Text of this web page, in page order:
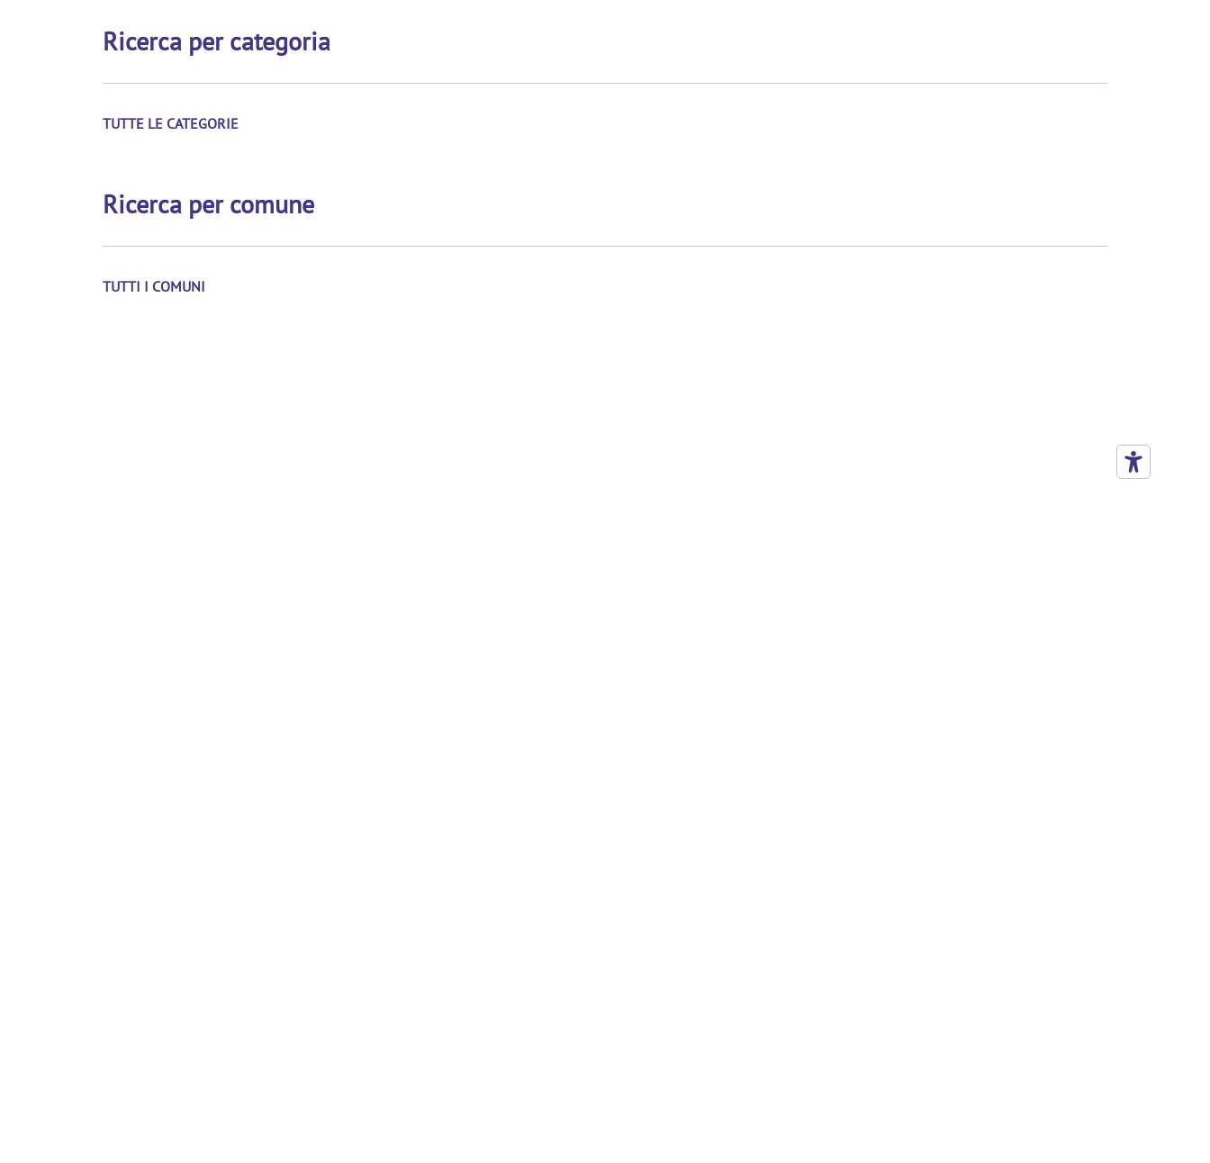
Ricerca per categoria
TUTTE LE CATEGORIE
Ricerca per comune
TUTTI I COMUNI